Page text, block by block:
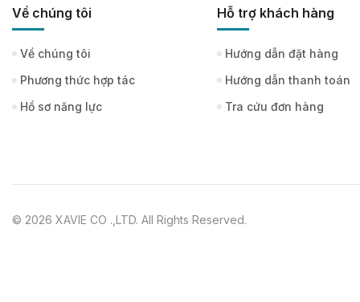
Về chúng tôi
Về chúng tôi
Phương thức hợp tác
Hồ sơ năng lực
Hỗ trợ khách hàng
Hướng dẫn đặt hàng
Hướng dẫn thanh toán
Tra cứu đơn hàng
© 2026 XAVIE CO .,LTD. All Rights Reserved.